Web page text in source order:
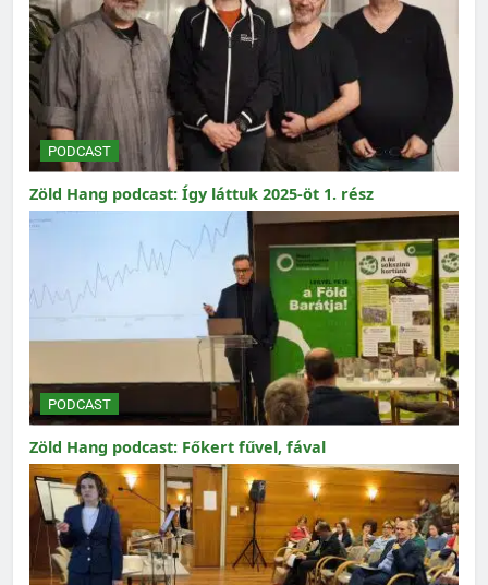
PODCAST
Zöld Hang podcast: Így láttuk 2025-öt 1. rész
PODCAST
Zöld Hang podcast: Főkert fűvel, fával